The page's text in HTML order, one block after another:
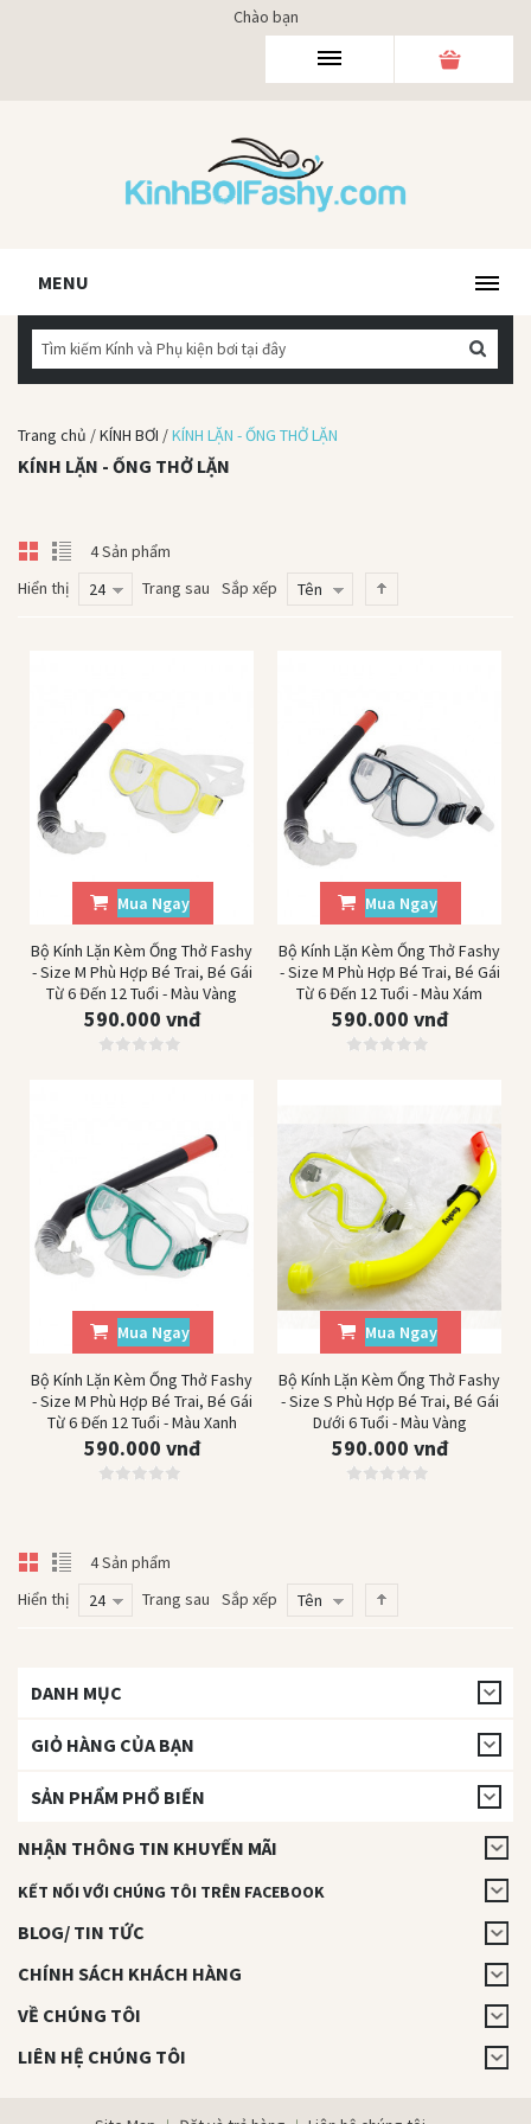
MENU
Chào bạn
Trang chủ /KÍNH BƠI /KÍNH LẶN - ỐNG THỞ LẶN
KÍNH LẶN - ỐNG THỞ LẶN
4 Sản phẩm
Hiển thị
24 Trang sau Sắp xếp Tên
Mua Ngay
Bộ Kính Lặn Kèm Ống Thở Fashy
- Size M Phù Hợp Bé Trai, Bé Gái
Từ 6 Đến 12 Tuổi - Màu Vàng
590.000 vnđ
Mua Ngay
Bộ Kính Lặn Kèm Ống Thở Fashy
- Size M Phù Hợp Bé Trai, Bé Gái
Từ 6 Đến 12 Tuổi - Màu Xám
590.000 vnđ
Mua Ngay
Bộ Kính Lặn Kèm Ống Thở Fashy
- Size M Phù Hợp Bé Trai, Bé Gái
Từ 6 Đến 12 Tuổi - Màu Xanh
590.000 vnđ
Mua Ngay
Bộ Kính Lặn Kèm Ống Thở Fashy
- Size S Phù Hợp Bé Trai, Bé Gái
Dưới 6 Tuổi - Màu Vàng
590.000 vnđ
4 Sản phẩm
Hiển thị
24 Trang sau Sắp xếp Tên
DANH MỤC
GIỎ HÀNG CỦA BẠN
SẢN PHẨM PHỔ BIẾN
NHẬN THÔNG TIN KHUYẾN MÃI
KẾT NỐI VỚI CHÚNG TÔI TRÊN FACEBOOK
BLOG/ TIN TỨC
CHÍNH SÁCH KHÁCH HÀNG
VỀ CHÚNG TÔI
LIÊN HỆ CHÚNG TÔI